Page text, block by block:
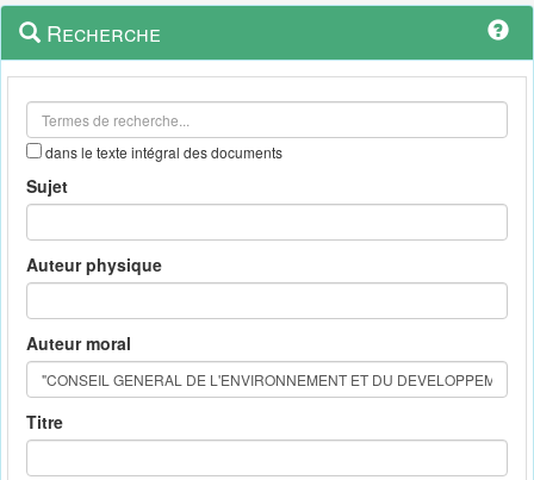
Navigation
outils
Menu
contextuel
Recherche
dans le texte intégral des documents
Sujet
Auteur physique
Auteur moral
Titre